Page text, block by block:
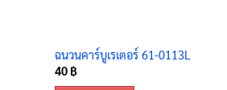
ฉนวนคาร์บูเรเตอร์ 61-0113L
40 ฿